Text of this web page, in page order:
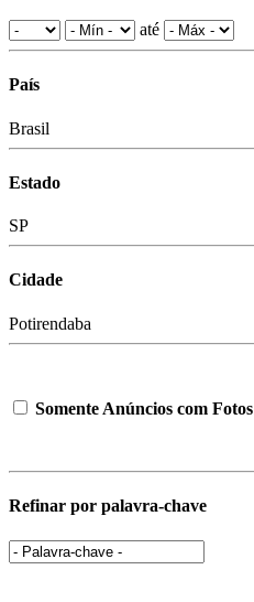
até
País
Brasil
Estado
SP
Cidade
Potirendaba
Somente Anúncios com Fotos
Refinar por palavra-chave